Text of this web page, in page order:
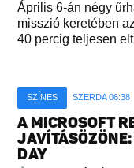
Április 6-án négy
misszió keretében
40 percig teljesen
SZÍNES SZERDA 06:38
A MICROSOFT
DAY